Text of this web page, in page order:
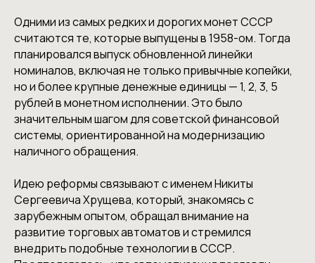
Одними из самых редких и дорогих монет СССР
считаются те, которые выпущены в 1958-ом. Тогда
планировался выпуск обновленной линейки
номиналов, включая не только привычные копейки,
но и более крупные денежные единицы — 1, 2, 3, 5
рублей в монетном исполнении. Это было
значительным шагом для советской финансовой
системы, ориентированной на модернизацию
наличного обращения.
Идею реформы связывают с именем Никиты
Сергеевича Хрущева, который, знакомясь с
зарубежным опытом, обращал внимание на
развитие торговых автоматов и стремился
внедрить подобные технологии в СССР.